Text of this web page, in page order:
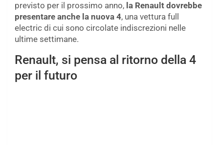
previsto per il prossimo anno, la Renault dovrebbe
presentare anche la nuova 4, una vettura full
electric di cui sono circolate indiscrezioni nelle
ultime settimane.
Renault, si pensa al ritorno della 4
per il futuro